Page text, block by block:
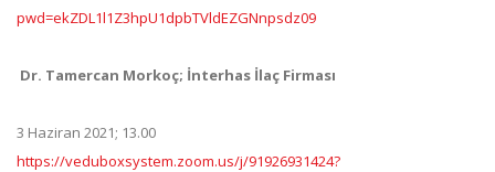
pwd=ekZDL1l1Z3hpU1dpbTVldEZGNnpsdz09
Dr. Tamercan Morkoç; İnterhas İlaç Firması
3 Haziran 2021; 13.00
https://veduboxsystem.zoom.us/j/91926931424?